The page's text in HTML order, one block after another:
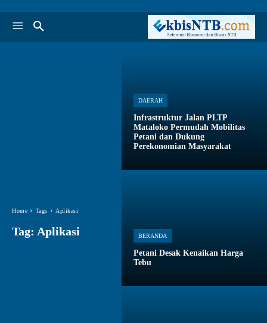
Home Tags Aplikasi
Tag: Aplikasi
DAERAH
Infrastruktur Jalan PLTP
Mataloko Permudah Mobilitas
Petani dan Dukung
Perekonomian Masyarakat
BERANDA
Petani Desak Kenaikan Harga
Tebu